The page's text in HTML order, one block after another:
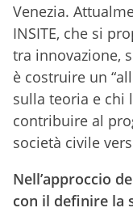
Venezia.
INSITE, che si
tra innovazione,
è costruire un
sulla teoria e chi
contribuire al
società civile
Nell’approccio
con il definire la